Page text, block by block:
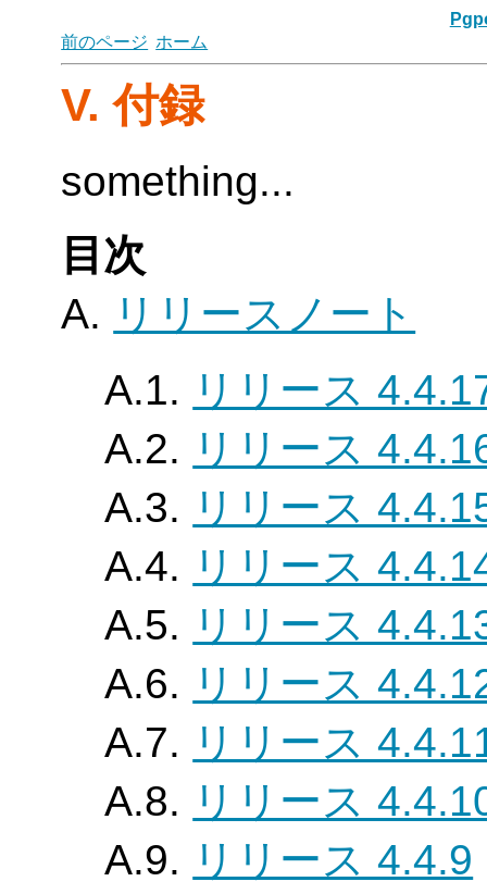
前のページ ホーム
V. 付録
something...
目次
A. リリースノート
A.1. リリース
A.2. リリース
A.3. リリース
A.4. リリース
A.5. リリース
A.6. リリース
A.7. リリース
A.8. リリース
A.9. リリース 4.4.9